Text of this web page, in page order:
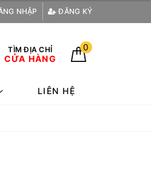
NHẬP ĐĂNG KÝ
TÌM ĐỊA CHỈ
CỬA HÀNG
0
LIÊN HỆ